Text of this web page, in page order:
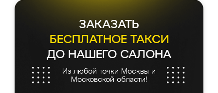
ЗАКАЗАТЬ
БЕСПЛАТНОЕ ТАКСИ
ДО НАШЕГО САЛОНА
Из любой точки Москвы и
Московской области!